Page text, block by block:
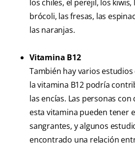
los chiles, el perejil, los kiwis,
brócoli, las fresas, las
las naranjas.
Vitamina B12
También hay varios
la vitamina B12 podría
las encías. Las personas con
esta vitamina pueden tener
sangrantes, y algunos
encontrado una relación